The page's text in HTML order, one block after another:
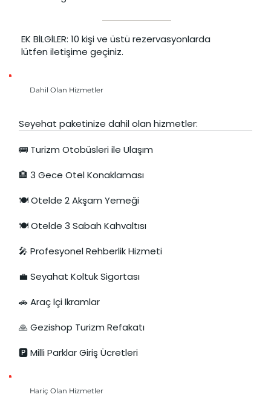
EK BİLGİLER: 10 kişi ve üstü rezervasyonlarda
lütfen iletişime geçiniz.
Seyehat paketinize dahil olan hizmetler:
🚌 Turizm Otobüsleri ile Ulaşım
🏨 3 Gece Otel Konaklaması
🍽️ Otelde 2 Akşam Yemeği
🍽️ Otelde 3 Sabah Kahvaltısı
🎤 Profesyonel Rehberlik Hizmeti
💼 Seyahat Koltuk Sigortası
🚗 Araç İçi İkramlar
🙏 Gezishop Turizm Refakatı
🅿️ Milli Parklar Giriş Ücretleri
Dahil Olan Hizmetler
Hariç Olan Hizmetler